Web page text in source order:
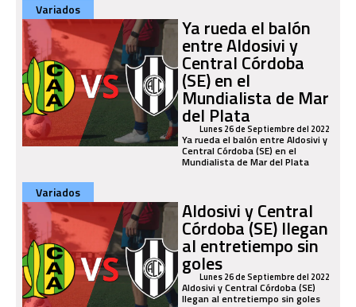
Variados
Ya rueda el balón
entre Aldosivi y
Central Córdoba
(SE) en el
Mundialista de Mar
del Plata
Lunes 26 de Septiembre del 2022
Ya rueda el balón entre Aldosivi y
Central Córdoba (SE) en el
Mundialista de Mar del Plata
Variados
Aldosivi y Central
Córdoba (SE) llegan
al entretiempo sin
goles
Lunes 26 de Septiembre del 2022
Aldosivi y Central Córdoba (SE)
llegan al entretiempo sin goles